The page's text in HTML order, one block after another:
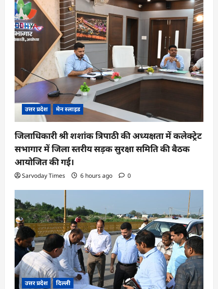
उत्तर प्रदेश मेन स्लाइड
जिलाधिकारी श्री शशांक त्रिपाठी की अध्यक्षता में कलेक्ट्रेट
सभागार में जिला स्तरीय सड़क सुरक्षा समिति की बैठक
आयोजित की गई।
Sarvoday Times 6 hours ago 0
उत्तर प्रदेश दिल्ली